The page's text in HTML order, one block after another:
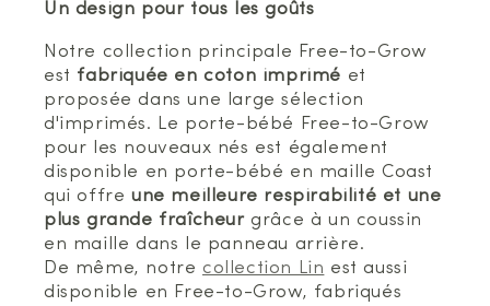
Un design pour tous les goûts
Notre collection principale Free-to-Grow
est fabriquée en coton imprimé et
proposée dans une large sélection
d'imprimés. Le porte-bébé Free-to-Grow
pour les nouveaux nés est également
disponible en porte-bébé en maille Coast
qui offre une meilleure respirabilité et une
plus grande fraîcheurgrâce à un coussin
en maille dans le panneau arrière.
De même, notre collection Lin est aussi
disponible en Free-to-Grow, fabriqués